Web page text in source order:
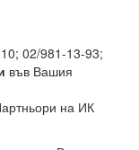
02/981-13-93;
във Вашия
на ИК